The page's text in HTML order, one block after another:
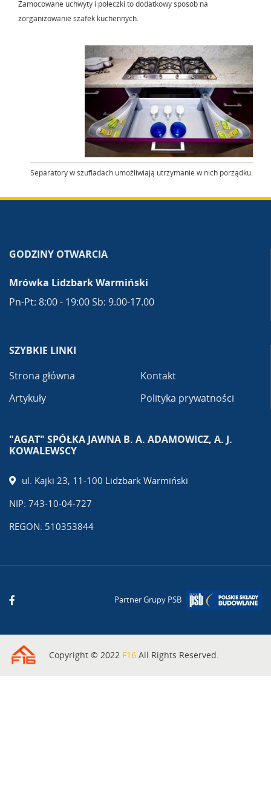
Zamocowane uchwyty i półeczki to dodatkowy sposób na
zorganizowanie szafek kuchennych.
Separatory w szufladach umożliwiają utrzymanie w nich porządku.
GODZINY OTWARCIA
Mrówka Lidzbark Warmiński
Pn-Pt: 8:00 - 19:00 Sb: 9.00-17.00
SZYBKIE LINKI
Strona główna
Artykuły
Kontakt
Polityka prywatności
"AGAT" SPÓŁKA JAWNA B. A. ADAMOWICZ, A. J.
KOWALEWSCY
ul. Kajki 23, 11-100 Lidzbark Warmiński
NIP: 743-10-04-727
REGON: 510353844
Partner Grupy PSB
Copyright © 2022 F16 All Rights Reserved.